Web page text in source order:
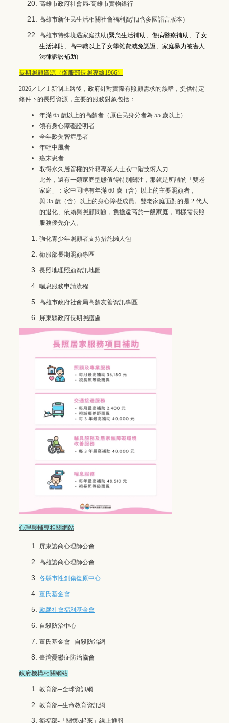
高雄市政府社會局-高雄市實物銀行
高雄市新住民生活相關社會福利資訊(含多國語言版本)
高雄市特殊境遇家庭扶助(緊急生活補助、傷病醫療補助、子女
生活津貼、 高中職以上子女學雜費減免認證、 家庭暴力被害人
法律訴訟補助)
長期照顧資源（衛服部長照專線1966）
2026／1／1 新制上路後，政府針對實際有照顧需求的族群，提供特定
條件下的長照資源，主要的服務對象包括：
年滿 65 歲以上的高齡者（原住民身分者為 55 歲以上）
領有身心障礙證明者
全年齡失智症患者
年輕中風者
癌末患者
取得永久居留權的外籍專業人士或中階技術人力
此外，還有一類家庭型態值得特別關注，那就是所謂的「雙老
家庭」：家中同時有年滿 60 歲（含）以上的主要照顧者，
與 35 歲（含）以上的身心障礙成員。雙老家庭面對的是 2 代人
的退化、依賴與照顧問題，負擔遠高於一般家庭，同樣需長照
服務優先介入。
強化青少年照顧者支持措施懶人包
衛服部長期照顧專區
長照地理照顧資訊地圖
喘息服務申請流程
高雄市政府社會局高齡友善資訊專區
屏東縣政府長期照護處
心理與輔導相關網站
屏東諮商心理師公會
高雄諮商心理師公會
各縣市性創傷復原中心
董氏基金會
勵馨社會福利基金會
自殺防治中心
董氏基金會─自殺防治網
臺灣憂鬱症防治協會
政府機構相關網站
教育部─全球資訊網
教育部─生命教育資訊網
衛福部-「關懷e起來」線上通報